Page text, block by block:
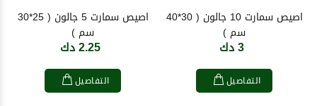
اصيص سمارت 10 جالون ( 30*40
سم )
3 دك
التفاصيل
اصيص سمارت 5 جالون ( 25*30
سم )
2.25 دك
التفاصيل